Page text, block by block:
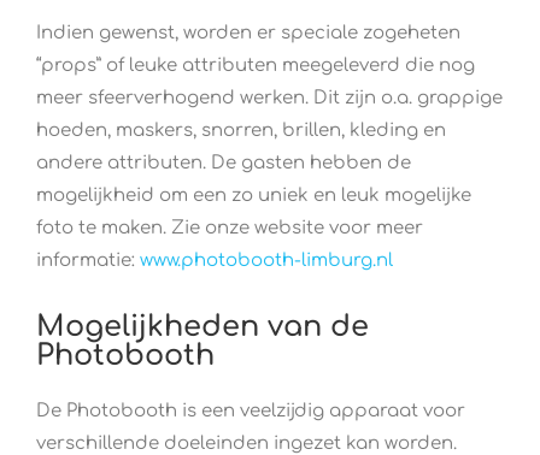
Indien gewenst, worden er speciale zogeheten
“props” of leuke attributen meegeleverd die nog
meer sfeerverhogend werken. Dit zijn o.a. grappige
hoeden, maskers, snorren, brillen, kleding en
andere attributen. De gasten hebben de
mogelijkheid om een zo uniek en leuk mogelijke
foto te maken. Zie onze website voor meer
informatie: www.photobooth-limburg.nl
Mogelijkheden van de
Photobooth
De Photobooth is een veelzijdig apparaat voor
verschillende doeleinden ingezet kan worden.